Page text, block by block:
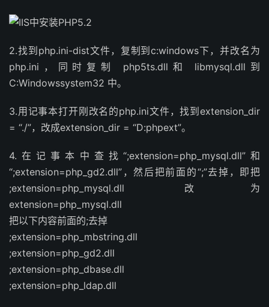
2.找到php.ini-dist文件，复制到c:windows下，并改名为
php.ini，同时复制 php5ts.dll和 libmysql.dll到
C:Windowssystem32 中。
3.用记事本打开刚改名的php.ini文件，找到extension_dir
= “./”，改成extension_dir = “D:phpext”。
4.在记事本中查找“;extension=php_mysql.dll”和
“;extension=php_gd2.dll”，然后把前面的“;”去掉，即把
;extension=php_mysql.dll 改为
extension=php_mysql.dll
把以下内容前面的;去掉
;extension=php_mbstring.dll
;extension=php_gd2.dll
;extension=php_dbase.dll
;extension=php_ldap.dll